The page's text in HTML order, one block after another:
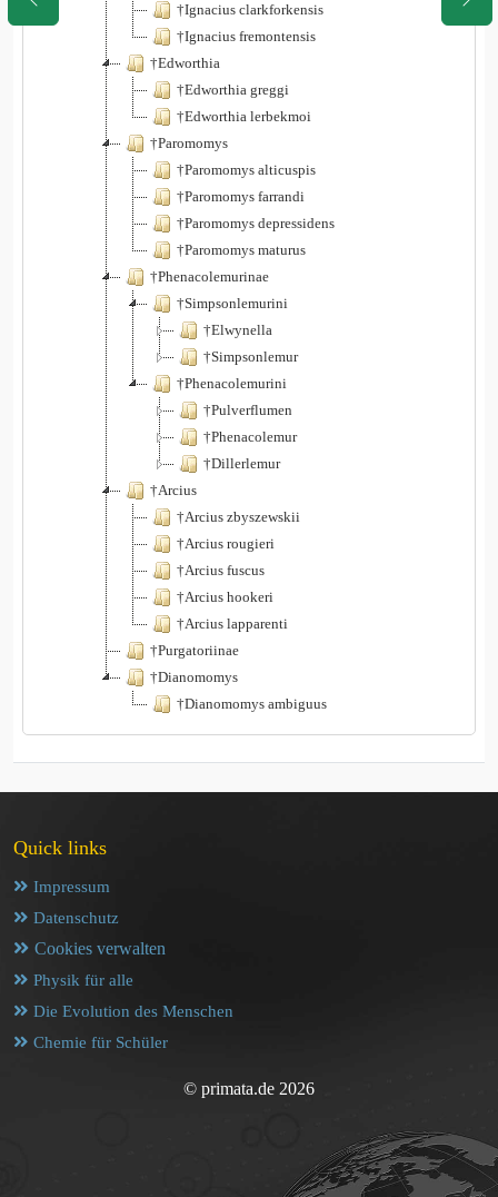
†Ignacius clarkforkensis
†Ignacius fremontensis
†Edworthia
†Edworthia greggi
†Edworthia lerbekmoi
†Paromomys
†Paromomys alticuspis
†Paromomys farrandi
†Paromomys depressidens
†Paromomys maturus
†Phenacolemurinae
†Simpsonlemurini
†Elwynella
†Simpsonlemur
†Phenacolemurini
†Pulverflumen
†Phenacolemur
†Dillerlemur
†Arcius
†Arcius zbyszewskii
†Arcius rougieri
†Arcius fuscus
†Arcius hookeri
†Arcius lapparenti
†Purgatoriinae
†Dianomomys
†Dianomomys ambiguus
Quick links
Impressum
Datenschutz
Cookies verwalten
Physik für alle
Die Evolution des Menschen
Chemie für Schüler
© primata.de 2026